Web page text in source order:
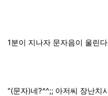
1분이 지나자 문자음이 울린
"(문자)네?^^;; 아저씨 장난치